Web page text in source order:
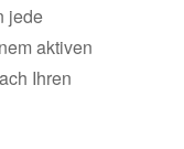
jede
aktiven
Ihren